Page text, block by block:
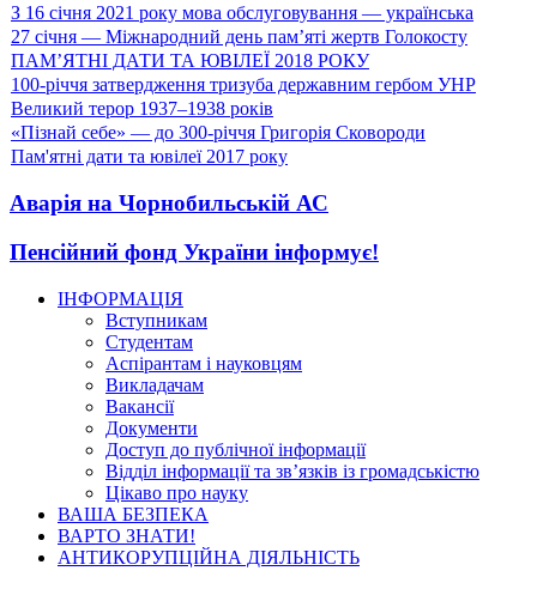
З 16 січня 2021 року мова обслуговування — українська
27 січня — Міжнародний день пам’яті жертв Голокосту
ПАМ’ЯТНІ ДАТИ ТА ЮВІЛЕЇ 2018 РОКУ
100-річчя затвердження тризуба державним гербом УНР
Великий терор 1937–1938 років
«Пізнай себе» — до 300-річчя Григорія Сковороди
Пам'ятні дати та ювілеї 2017 року
Аварія на Чорнобильській АС
Пенсійний фонд України інформує!
ІНФОРМАЦІЯ
Вступникам
Студентам
Аспірантам і науковцям
Викладачам
Вакансії
Документи
Доступ до публічної інформації
Відділ інформації та зв’язків із громадськістю
Цікаво про науку
ВАША БЕЗПЕКА
ВАРТО ЗНАТИ!
АНТИКОРУПЦІЙНА ДІЯЛЬНІСТЬ